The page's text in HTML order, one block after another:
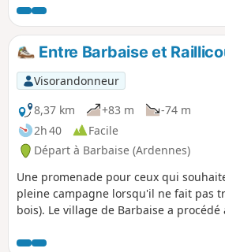
Entre Barbaise et
Visorandonneur
8,37 km
+83 m
-74 m
2h 40
Facile
Départ à Barbaise (Ardennes)
Une promenade pour ceux qui
pleine campagne lorsqu'il ne fait pas
bois). Le village de Barbaise a
d'humour : exposition de tableaux de